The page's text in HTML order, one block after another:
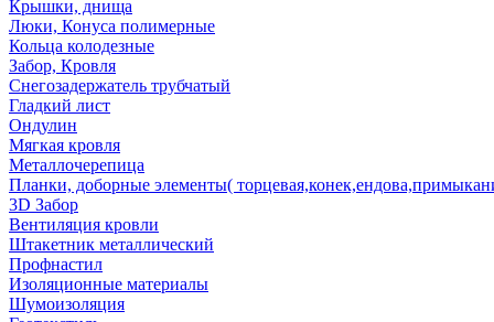
Крышки, днища
Люки, Конуса полимерные
Кольца колодезные
Забор, Кровля
Снегозадержатель трубчатый
Гладкий лист
Ондулин
Мягкая кровля
Металлочерепица
Планки, доборные элементы(
3D Забор
Вентиляция кровли
Штакетник металлический
Профнастил
Изоляционные материалы
Шумоизоляция